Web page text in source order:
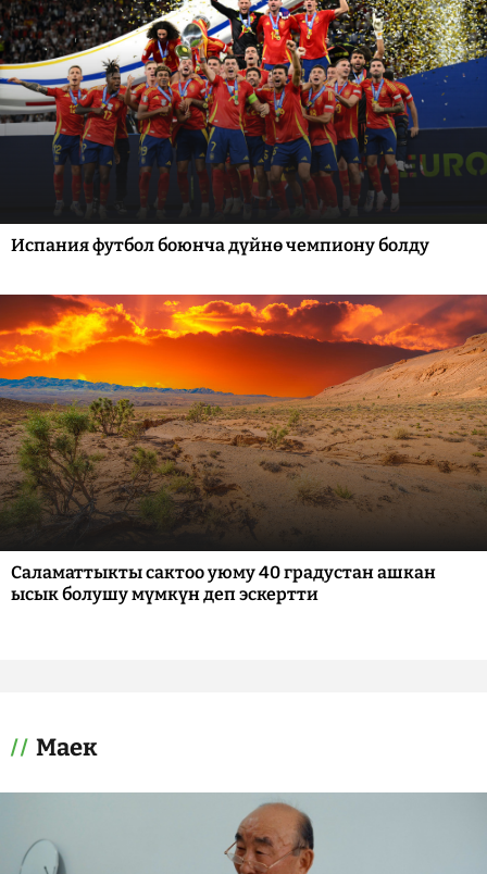
Испания футбол боюнча дүйнө чемпиону болду
Саламаттыкты сактоо уюму 40 градустан ашкан
ысык болушу мүмкүн деп эскертти
Маек